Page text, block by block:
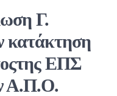
Γ.
κατάκτηση
ΕΠΣ
Α.Π.Ο.